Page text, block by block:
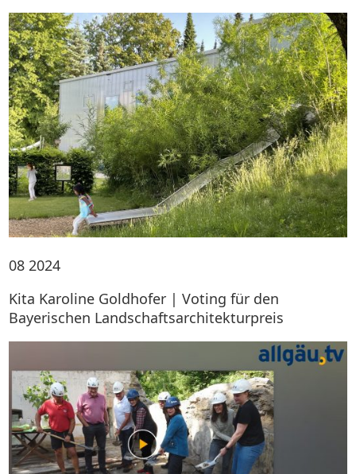
08 2024
Kita Karoline Goldhofer | Voting für den
Bayerischen Landschaftsarchitekturpreis